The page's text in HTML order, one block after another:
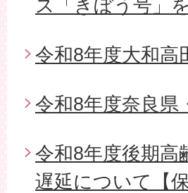
ス「きぼう号」
令和8年度大和高
令和8年度奈良県
令和8年度後期高
遅延について【